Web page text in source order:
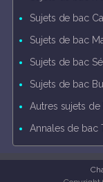
Sujets de bac
Sujets de bac
Sujets de bac
Sujets de bac
Autres sujets de
Annales de bac